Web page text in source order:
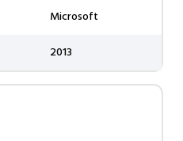
Microsoft
2013